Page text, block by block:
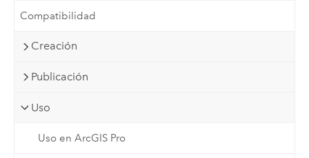
Compatibilidad
Creación
Publicación
Uso
Uso en ArcGIS Pro